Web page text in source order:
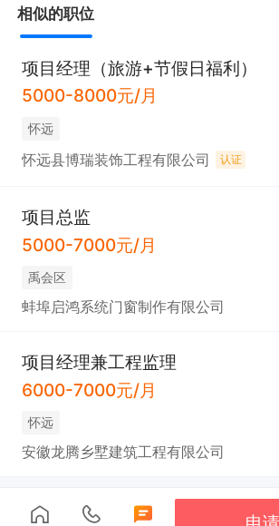
相似的职位
项目经理（旅游+节假日福利）
5000-8000元/月
怀远
怀远县博瑞装饰工程有限公司 认证
项目总监
5000-7000元/月
禹会区
蚌埠启鸿系统门窗制作有限公司
项目经理兼工程监理
6000-7000元/月
怀远
安徽龙腾乡墅建筑工程有限公司